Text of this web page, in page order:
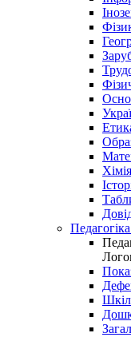
Хімія